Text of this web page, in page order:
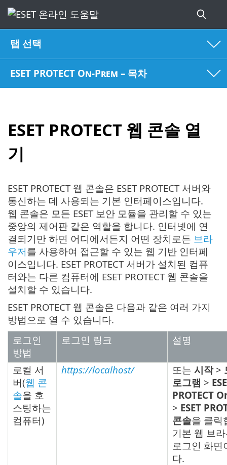
탭 선택
ESET PROTECT On-Prem – 목차
ESET PROTECT 웹 콘솔 열
기
ESET PROTECT 웹 콘솔은 ESET PROTECT 서버와
통신하는 데 사용되는 기본 인터페이스입니다.
웹 콘솔은 모든 ESET 보안 모듈을 관리할 수 있는
중앙의 제어판 같은 역할을 합니다. 인터넷에 연
결되기만 하면 어디에서든지 어떤 장치로든 브라
우저를 사용하여 접근할 수 있는 웹 기반 인터페
이스입니다. ESET PROTECT 서버가 설치된 컴퓨
터와는 다른 컴퓨터에 ESET PROTECT 웹 콘솔을
설치할 수 있습니다.
ESET PROTECT 웹 콘솔은 다음과 같은 여러 가지
방법으로 열 수 있습니다.
로그인
방법
로그인 링크 설명
로컬 서
버(웹 콘
솔을 호
스팅하는
컴퓨터)
https://localhost/ 또는 시작>
로그램 >
PROTECT
> ESET
콘솔을 클릭
기본 웹 브
로그인 화면
다.